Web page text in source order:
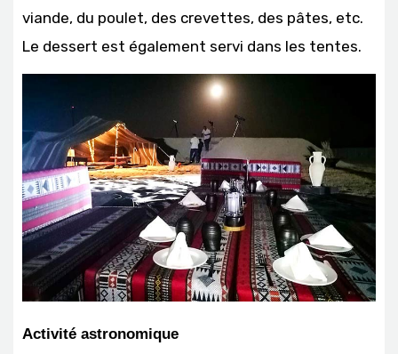
viande, du poulet, des crevettes, des pâtes, etc.
Le dessert est également servi dans les tentes.
Activité astronomique